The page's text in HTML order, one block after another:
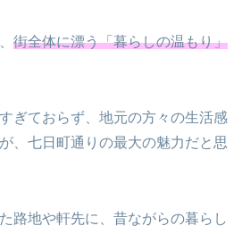
街全体に漂う「暮らしの温もり」
ぎておらず、地元の方々の生活感
、七日町通りの最大の魅力だと思
路地や軒先に、昔ながらの暮らし